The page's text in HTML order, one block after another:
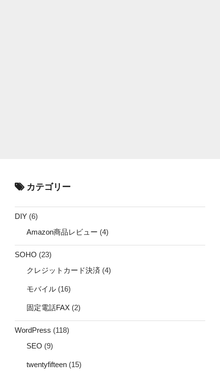
カテゴリー
DIY (6)
Amazon商品レビュー (4)
SOHO (23)
クレジットカード決済 (4)
モバイル (16)
固定電話FAX (2)
WordPress (118)
SEO (9)
twentyfifteen (15)